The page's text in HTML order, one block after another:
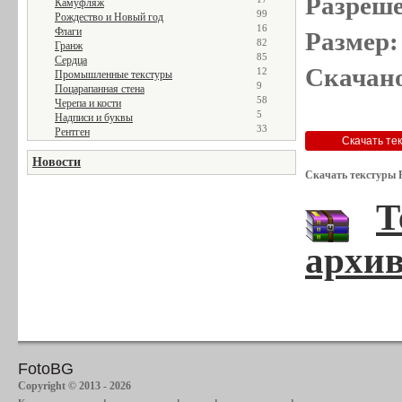
Камуфляж
Рождество и Новый год 99
Флаги 16
Гранж 82
Сердца 85
Промышленные текстуры 12
Поцарапанная стена 9
Черепа и кости 58
Надписи и буквы 5
Рентген 33
Новости
Скачать текстуры
FotoBG
Copyright © 2013 - 2026